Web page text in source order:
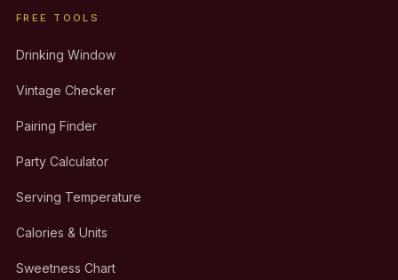
FREE TOOLS
Drinking Window
Vintage Checker
Pairing Finder
Party Calculator
Serving Temperature
Calories & Units
Sweetness Chart